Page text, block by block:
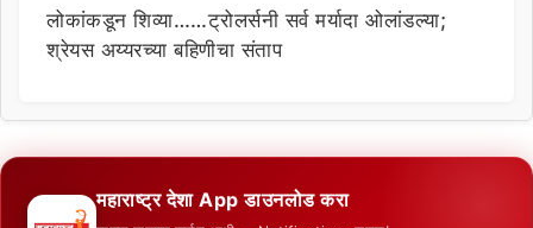
लोकांकडून शिव्या……ट्रोलर्सनी सर्व मर्यादा ओलांडल्या;
श्रेयस अय्यरच्या बहिणीचा संताप
महाराष्ट्र देशा App डाउनलोड करा